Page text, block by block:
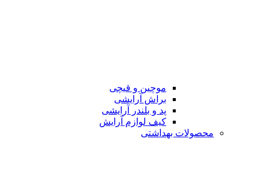
موچین و قیچی
براش آرایشی
پد و بلندر آرایشی
کیف لوازم آرایش
محصولات بهداشتی